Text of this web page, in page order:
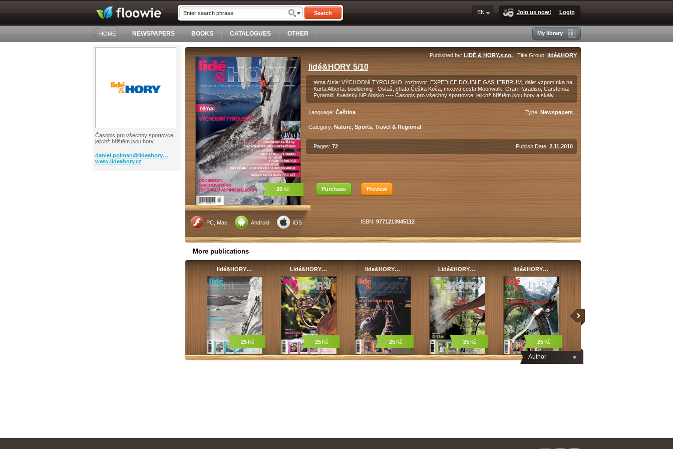
Search Join us now! Login
EN
HOME NEWSPAPERS BOOKS CATALOGUES OTHER My library
Časopis pro všechny sportovce,
jejichž hřištěm jsou hory
daniel.polman@lideahory…
www.lideahory.cz
PC, Mac Android iOS ISBN: 9771213945112
20 Kč
Published by: LIDÉ & HORY,s.r.o.| Title Group: lidé&HORY
lidé&HORY 5/10
téma čísla: VÝCHODNÍ TYROLSKO, rozhovor: EXPEDICE DOUBLE GASHERBRUM, dále: vzpomínka na
Kurta Alberta, bouldering - Ostaš, chata Češka Koča, mixová cesta Moonwalk, Gran Paradiso, Carstensz
Pyramid, švédský NP Abisko ---- Časopis pro všechny sportovce, jejichž hřištěm jsou hory a skály.
Language: Čeština Type: Newspapers
Category: Nature, Sports, Travel & Regional
Pages: 72 Publish Date: 2.11.2010
Purchase Preview
More publications
Author
lidé&HORY…
25 Kč
Lidé&HORY…
25 Kč
lide&HORY…
25 Kč
Lidé&HORY…
25 Kč
lidé&HORY…
25 Kč